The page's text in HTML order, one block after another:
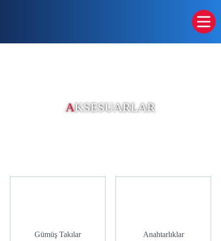
AKSESUARLAR
Gümüş Takılar Anahtarlıklar